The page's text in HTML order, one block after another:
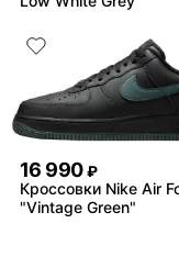
16 990 ₽
Кроссовки Nike Air
"Vintage Green"